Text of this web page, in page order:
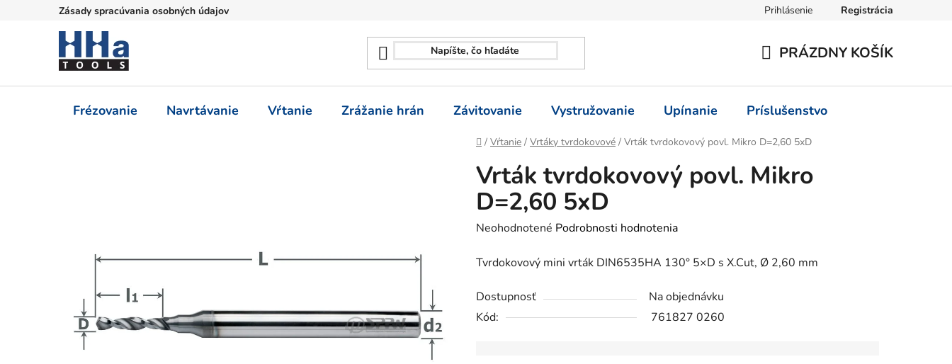
Zásady spracúvania osobných údajov Prihlásenie Registrácia
KOŠÍK
PRÁZDNY KOŠÍK
Frézovanie Navrtávanie Vŕtanie Zrážanie hrán Závitovanie Vystružovanie Upínanie Príslušenstvo
Domov
/ Vŕtanie / Vrtáky tvrdokovové / Vrták tvrdokovový povl. Mikro D=2,60 5xD
Vrták tvrdokovový povl. Mikro
D=2,60 5xD
Priemerné
produktu
0,0
z
Neohodnotené Podrobnosti hodnotenia
Tvrdokovový mini vrták DIN6535HA 130° 5×D s X.Cut, Ø 2,60 mm
Dostupnosť
Na objednávku
Kód:
761827 0260